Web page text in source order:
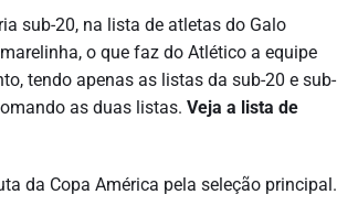
sub-20, na lista de atletas do Galo
o que faz do Atlético a equipe
tendo apenas as listas da sub-20 e sub-
as duas listas. Veja a lista de
da Copa América pela seleção principal.